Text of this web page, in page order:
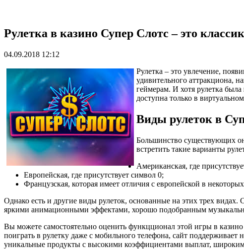
Рулетка в казино Супер Слотс – это
04.09.2018 12:12
Рулетка – это увлечение,
удивительного аттракциона,
геймерам. И хотя рулетка
доступна только в
Виды рулеток в
Большинство существующих
встретить такие варианты
Американская, где
Европейская, где присутствует символ 0;
Французская, которая имеет отличия с европейской в
Однако есть и другие виды рулеток, основанные на этих трех
яркими анимационными эффектами, хорошо подобранным
Вы можете самостоятельно оценить функцционал этой игры в
поиграть в рулетку даже с мобильного телефона, сайт
уникальные продукты с высокими коэффициентами выплат,